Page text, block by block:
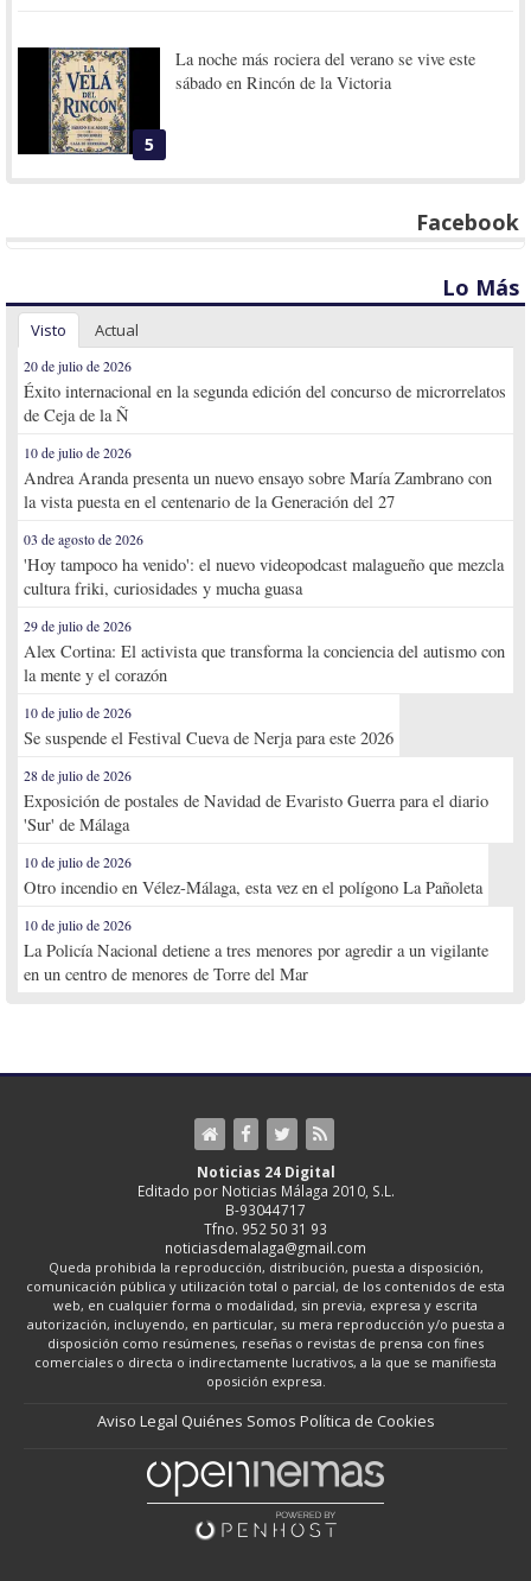
5
La noche más rociera del verano se vive este
sábado en Rincón de la Victoria
Facebook
Lo Más
Visto Actual
20 de julio de 2026
Éxito internacional en la segunda edición del concurso de microrrelatos
de Ceja de la Ñ
10 de julio de 2026
Andrea Aranda presenta un nuevo ensayo sobre María Zambrano con
la vista puesta en el centenario de la Generación del 27
03 de agosto de 2026
'Hoy tampoco ha venido': el nuevo videopodcast malagueño que mezcla
cultura friki, curiosidades y mucha guasa
29 de julio de 2026
Alex Cortina: El activista que transforma la conciencia del autismo con
la mente y el corazón
10 de julio de 2026
Se suspende el Festival Cueva de Nerja para este 2026
28 de julio de 2026
Exposición de postales de Navidad de Evaristo Guerra para el diario
'Sur' de Málaga
10 de julio de 2026
Otro incendio en Vélez-Málaga, esta vez en el polígono La Pañoleta
10 de julio de 2026
La Policía Nacional detiene a tres menores por agredir a un vigilante
en un centro de menores de Torre del Mar
Noticias 24 Digital
Editado por Noticias Málaga 2010, S.L.
B-93044717
Tfno. 952 50 31 93
noticiasdemalaga@gmail.com
Queda prohibida la reproducción, distribución, puesta a disposición,
comunicación pública y utilización total o parcial, de los contenidos de esta
web, en cualquier forma o modalidad, sin previa, expresa y escrita
autorización, incluyendo, en particular, su mera reproducción y/o puesta a
disposición como resúmenes, reseñas o revistas de prensa con fines
comerciales o directa o indirectamente lucrativos, a la que se manifiesta
oposición expresa.
Aviso Legal Quiénes Somos Política de Cookies